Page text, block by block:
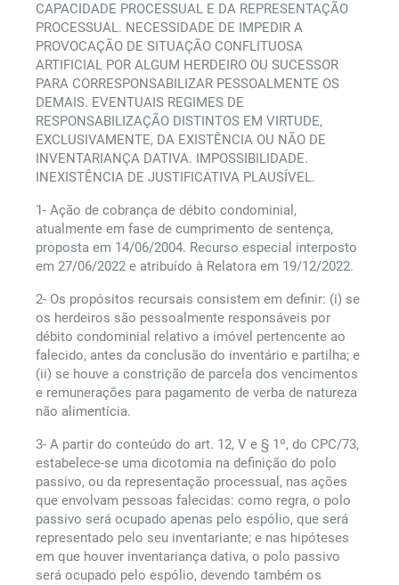
CAPACIDADE PROCESSUAL E DA REPRESENTAÇÃO
PROCESSUAL. NECESSIDADE DE IMPEDIR A
PROVOCAÇÃO DE SITUAÇÃO CONFLITUOSA
ARTIFICIAL POR ALGUM HERDEIRO OU SUCESSOR
PARA CORRESPONSABILIZAR PESSOALMENTE OS
DEMAIS. EVENTUAIS REGIMES DE
RESPONSABILIZAÇÃO DISTINTOS EM VIRTUDE,
EXCLUSIVAMENTE, DA EXISTÊNCIA OU NÃO DE
INVENTARIANÇA DATIVA. IMPOSSIBILIDADE.
INEXISTÊNCIA DE JUSTIFICATIVA PLAUSÍVEL.
1- Ação de cobrança de débito condominial,
atualmente em fase de cumprimento de sentença,
proposta em 14/06/2004. Recurso especial interposto
em 27/06/2022 e atribuído à Relatora em 19/12/2022.
2- Os propósitos recursais consistem em definir: (i) se
os herdeiros são pessoalmente responsáveis por
débito condominial relativo a imóvel pertencente ao
falecido, antes da conclusão do inventário e partilha; e
(ii) se houve a constrição de parcela dos vencimentos
e remunerações para pagamento de verba de natureza
não alimentícia.
3- A partir do conteúdo do art. 12, V e § 1º, do CPC/73,
estabelece-se uma dicotomia na definição do polo
passivo, ou da representação processual, nas ações
que envolvam pessoas falecidas: como regra, o polo
passivo será ocupado apenas pelo espólio, que será
representado pelo seu inventariante; e nas hipóteses
em que houver inventariança dativa, o polo passivo
será ocupado pelo espólio, devendo também os